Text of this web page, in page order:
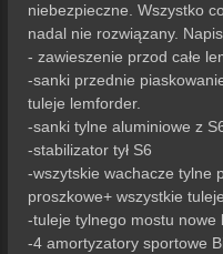
niebezpieczne. Wszystko
nadal nie rozwiązany.
- zawieszenie przod całe
-sanki przednie
tuleje lemforder.
-sanki tylne aluminiowe z
-stabilizator tył S6
-wszytskie wachacze tylne
proszkowe+ wszystkie
-tuleje tylnego mostu nowe
-4 amortyzatory sportowe